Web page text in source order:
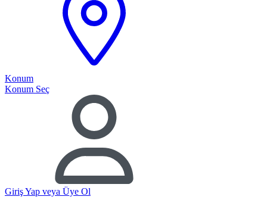
Konum
Konum Seç
Giriş Yap veya Üye Ol